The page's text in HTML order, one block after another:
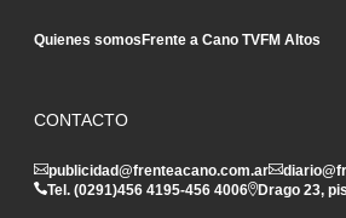
Quienes somosFrente a Cano TVFM Altos
CONTACTO
publicidad@frenteacano.com.ar
Tel. (0291)456 4195-456 4006 Drago 23,